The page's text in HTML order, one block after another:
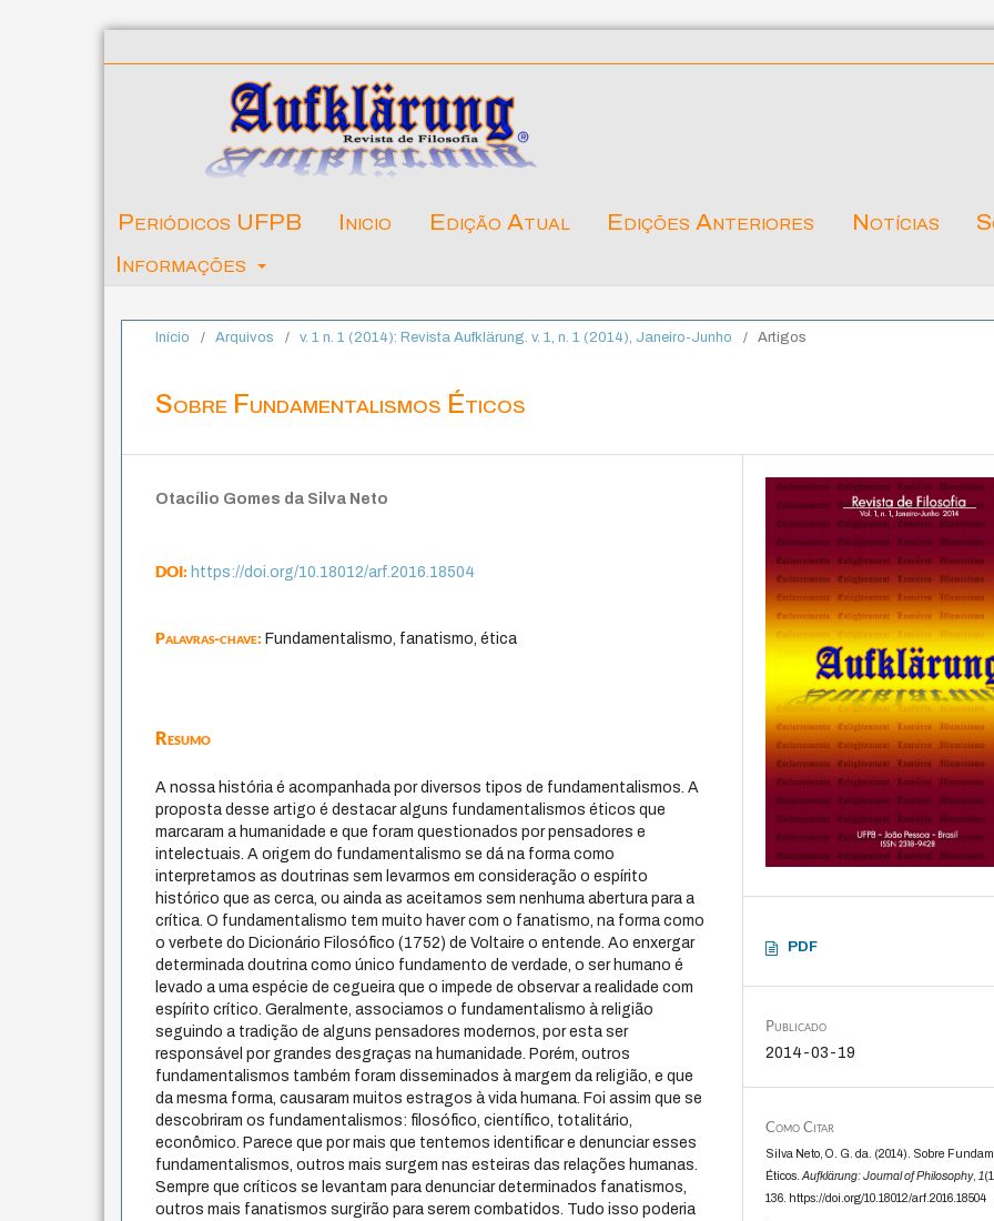
Periódicos UFPB Inicio Edição Atual Edições Anteriores Notícias
Informações
Início / Arquivos / v. 1 n. 1 (2014): Revista Aufklärung. v. 1, n. 1 (2014), Janeiro-Junho / Artigos
Sobre Fundamentalismos Éticos
Otacílio Gomes da Silva Neto
DOI:https://doi.org/10.18012/arf.2016.18504
Palavras-chave:Fundamentalismo, fanatismo, ética
Resumo
A nossa história é acompanhada por diversos tipos de fundamentalismos. A
proposta desse artigo é destacar alguns fundamentalismos éticos que
marcaram a humanidade e que foram questionados por pensadores e
intelectuais. A origem do fundamentalismo se dá na forma como
interpretamos as doutrinas sem levarmos em consideração o espírito
histórico que as cerca, ou ainda as aceitamos sem nenhuma abertura para a
crítica. O fundamentalismo tem muito haver com o fanatismo, na forma como
o verbete do Dicionário Filosófico (1752) de Voltaire o entende. Ao enxergar
determinada doutrina como único fundamento de verdade, o ser humano é
levado a uma espécie de cegueira que o impede de observar a realidade com
espírito crítico. Geralmente, associamos o fundamentalismo à religião
seguindo a tradição de alguns pensadores modernos, por esta ser
responsável por grandes desgraças na humanidade. Porém, outros
fundamentalismos também foram disseminados à margem da religião, e que
da mesma forma, causaram muitos estragos à vida humana. Foi assim que se
descobriram os fundamentalismos: filosófico, científico, totalitário,
econômico. Parece que por mais que tentemos identificar e denunciar esses
fundamentalismos, outros mais surgem nas esteiras das relações humanas.
Sempre que críticos se levantam para denunciar determinados fanatismos,
outros mais fanatismos surgirão para serem combatidos. Tudo isso poderia
PDF
Publicado
2014-03-19
Como Citar
Silva Neto, O. G. da. (2014). Sobre
Éticos.Aufklärung: Journal of Philosophy, 1
136. https://doi.org/10.18012/arf.2016.18504